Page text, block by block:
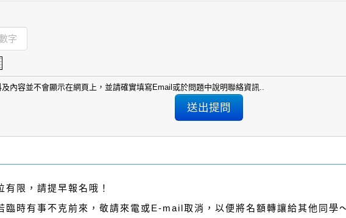
內容並不會顯示在網頁上，並請確實填寫Email或於問題中說明聯絡資訊..
有限，請提早報名哦！
臨時有事不克前來，敬請來電或E-mail取消，以便將名額轉讓給其他同學